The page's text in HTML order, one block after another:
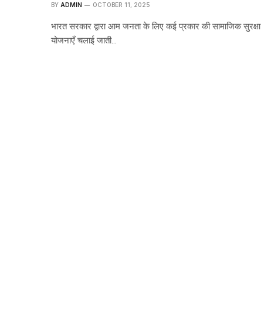
BY ADMIN OCTOBER 11, 2025
भारत सरकार द्वारा आम जनता के लिए कई प्रकार की सामाजिक सुरक्षा
योजनाएँ चलाई जाती…